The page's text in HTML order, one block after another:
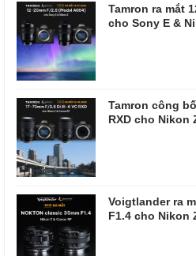
Tamron ra mắt
cho Sony E &
Tamron công
RXD cho Nikon
Voigtlander ra
F1.4 cho Nikon